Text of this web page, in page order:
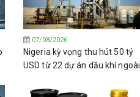
07/08/2026
Nigeria kỳ vọng thu hút 50 tỷ
USD từ 22 dự án dầu khí ngoài